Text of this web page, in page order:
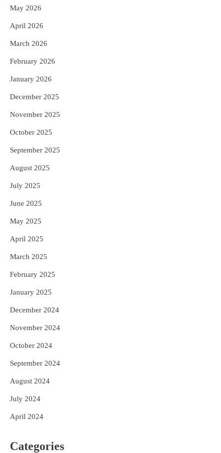
5
May 2026
April 2026
March 2026
February 2026
January 2026
December 2025
November 2025
October 2025
September 2025
August 2025
July 2025
June 2025
May 2025
April 2025
March 2025
February 2025
January 2025
December 2024
November 2024
October 2024
September 2024
August 2024
July 2024
April 2024
Categories